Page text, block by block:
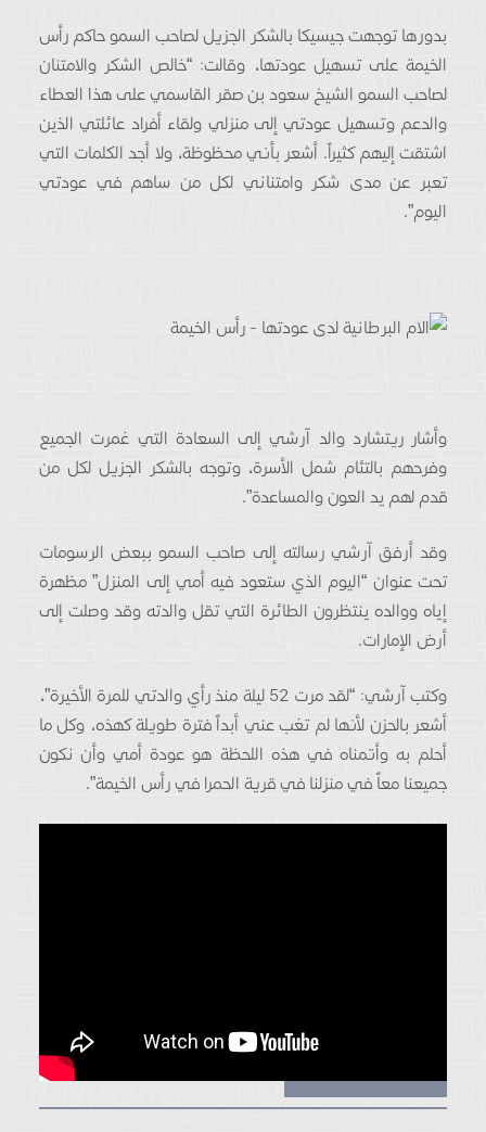
بدورها توجهت جيسيكا بالشكر الجزيل لصاحب السمو حاكم رأس
الخيمة على تسهيل عودتها، وقالت: “خالص الشكر والامتنان
لصاحب السمو الشيخ سعود بن صقر القاسمي على هذا العطاء
والدعم وتسهيل عودتي إلى منزلي ولقاء أفراد عائلتي الذين
اشتقت إليهم كثيراً. أشعر بأني محظوظة، ولا أجد الكلمات التي
تعبر عن مدى شكر وامتناني لكل من ساهم في عودتي
اليوم”.
وأشار ريتشارد والد آرشي إلى السعادة التي غمرت الجميع
وفرحهم بالتئام شمل الأسرة، وتوجه بالشكر الجزيل لكل من
قدم لهم يد العون والمساعدة”.
وقد أرفق آرشي رسالته إلى صاحب السمو ببعض الرسومات
تحت عنوان “اليوم الذي ستعود فيه أمي إلى المنزل” مظهرة
إياه ووالده ينتظرون الطائرة التي تقل والدته وقد وصلت إلى
أرض الإمارات.
وكتب آرشي: “لقد مرت 52 ليلة منذ رأي والدتي للمرة الأخيرة”،
أشعر بالحزن لأنها لم تغب عني أبداً فترة طويلة كهذه، وكل ما
أحلم به وأتمناه في هذه اللحظة هو عودة أمي وأن نكون
جميعنا معاً في منزلنا في قرية الحمرا في رأس الخيمة”.